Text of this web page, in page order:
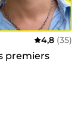
4,8 (35)
premiers